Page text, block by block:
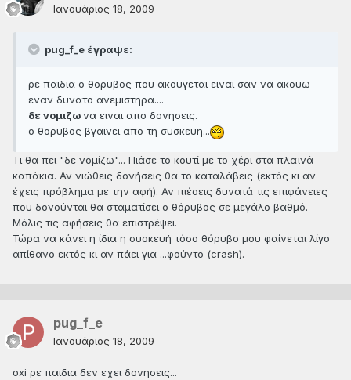
Ιανουάριος 18, 2009
pug_f_e έγραψε:
ρε παιδια ο θορυβος που ακουγεται ειναι σαν να ακουω
εναν δυνατο ανεμιστηρα....
δε νομιζωνα ειναι απο δονησεις.
ο θορυβος βγαινει απο τη συσκευη...
Τι θα πει "δε νομίζω"... Πιάσε το κουτί με το χέρι στα πλαϊνά
καπάκια. Αν νιώθεις δονήσεις θα το καταλάβεις (εκτός κι αν
έχεις πρόβλημα με την αφή). Αν πιέσεις δυνατά τις επιφάνειες
που δονούνται θα σταματίσει ο θόρυβος σε μεγάλο βαθμό.
Μόλις τις αφήσεις θα επιστρέψει.
Τώρα να κάνει η ίδια η συσκευή τόσο θόρυβο μου φαίνεται λίγο
απίθανο εκτός κι αν πάει για ...φούντο (crash).
pug_f_e
Ιανουάριος 18, 2009
oxi ρε παιδια δεν εχει δονησεις...